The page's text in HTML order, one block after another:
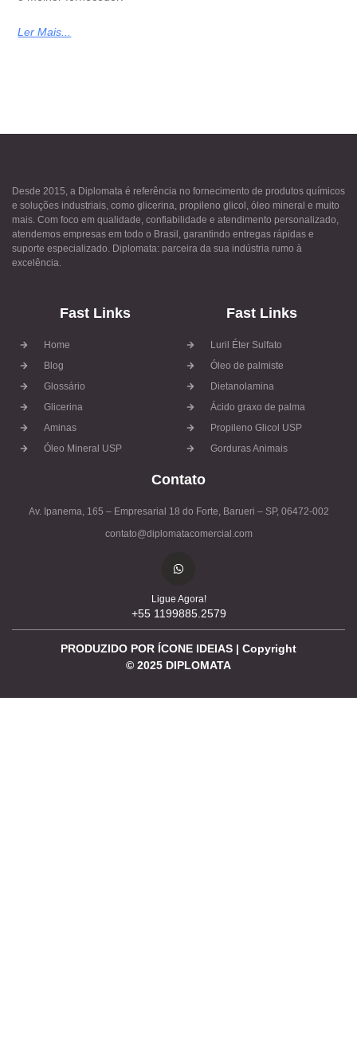
Ler Mais...
Desde 2015, a Diplomata é referência no fornecimento de produtos químicos
e soluções industriais, como glicerina, propileno glicol, óleo mineral e muito
mais. Com foco em qualidade, confiabilidade e atendimento personalizado,
atendemos empresas em todo o Brasil, garantindo entregas rápidas e
suporte especializado. Diplomata: parceira da sua indústria rumo à
excelência.
Fast Links
Home
Blog
Glossário
Glicerina
Aminas
Óleo Mineral USP
Fast Links
Luril Éter Sulfato
Óleo de palmiste
Dietanolamina
Ácido graxo de palma
Propileno Glicol USP
Gorduras Animais
Contato
Av. Ipanema, 165 – Empresarial 18 do Forte, Barueri – SP, 06472-002
contato@diplomatacomercial.com
Ligue Agora!
+55 1199885.2579
PRODUZIDO POR ÍCONE IDEIAS | Copyright
© 2025 DIPLOMATA